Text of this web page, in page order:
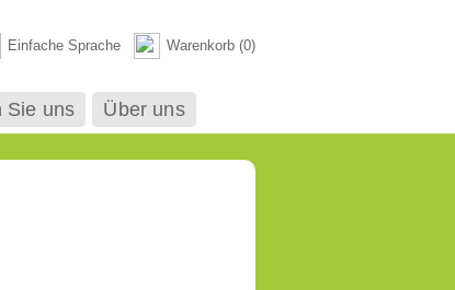
Einfache Sprache Warenkorb (0)
Sie uns Über uns